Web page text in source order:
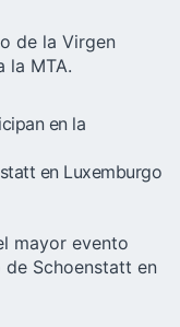
de la Virgen
la MTA.
en la
en Luxemburgo
mayor evento
Schoenstatt en